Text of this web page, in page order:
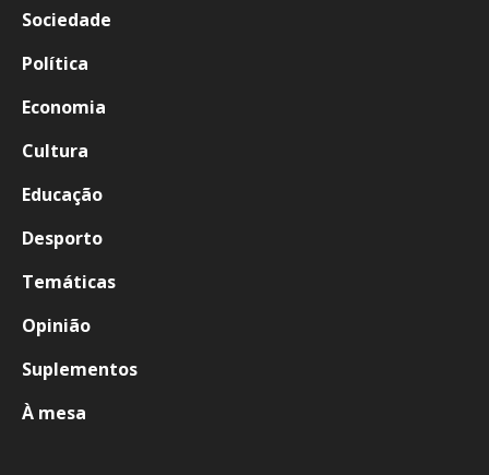
Sociedade
Política
Economia
Cultura
Educação
Desporto
Temáticas
Opinião
Suplementos
À mesa